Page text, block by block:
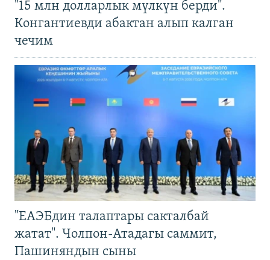
"15 млн долларлык мүлкүн берди".
Конгантиевди абактан алып калган
чечим
"ЕАЭБдин талаптары сакталбай
жатат". Чолпон-Атадагы саммит,
Пашиняндын сыны